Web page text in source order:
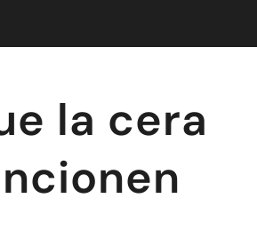
la cera